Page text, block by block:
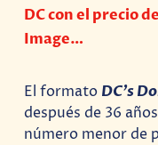
DC con el precio
Image…
El formato DC’s
después de 36
número menor de